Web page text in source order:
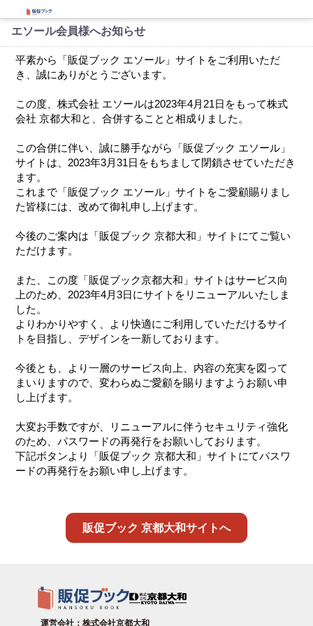
エソール会員様へお知らせ
平素から「販促ブック エソール」サイトをご利用いただ
き、誠にありがとうございます。
この度、株式会社 エソールは2023年4月21日をもって株式
会社 京都大和と、合併することと相成りました。
この合併に伴い、誠に勝手ながら「販促ブック エソール」
サイトは、2023年3月31日をもちまして閉鎖させていただき
ます。
これまで「販促ブック エソール」サイトをご愛顧賜りまし
た皆様には、改めて御礼申し上げます。
今後のご案内は「販促ブック 京都大和」サイトにてご覧い
ただけます。
また、この度「販促ブック京都大和」サイトはサービス向
上のため、2023年4月3日にサイトをリニューアルいたしま
した。
よりわかりやすく、より快適にご利用していただけるサイ
トを目指し、デザインを一新しております。
今後とも、より一層のサービス向上、内容の充実を図って
まいりますので、変わらぬご愛顧を賜りますようお願い申
し上げます。
大変お手数ですが、リニューアルに伴うセキュリティ強化
のため、パスワードの再発行をお願いしております。
下記ボタンより「販促ブック 京都大和」サイトにてパスワ
ードの再発行をお願い申し上げます。
販促ブック 京都大和サイトへ
運営会社：株式会社京都大和